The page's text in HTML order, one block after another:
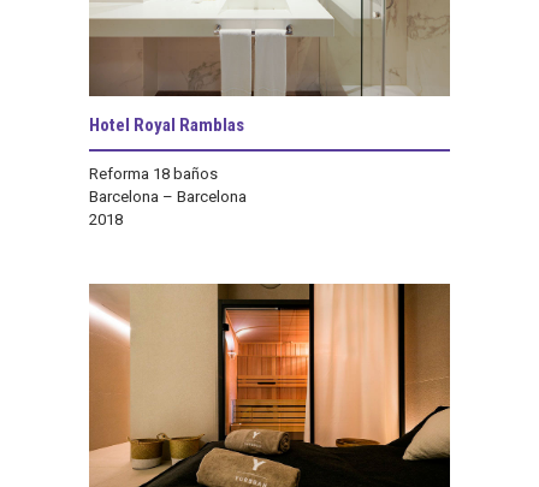
Hotel Royal Ramblas
Reforma 18 baños
Barcelona – Barcelona
2018